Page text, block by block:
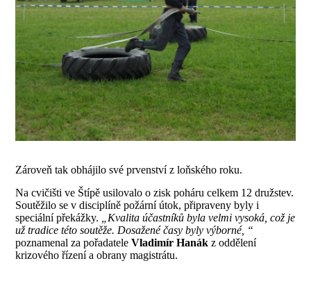
Zároveň tak obhájilo své prvenství z loňského roku.
Na cvičišti ve Štípě usilovalo o zisk poháru celkem 12 družstev.
Soutěžilo se v disciplíně požární útok, připraveny byly i
speciální překážky.
„Kvalita účastníků byla velmi vysoká, což je
už tradice této soutěže. Dosažené časy byly výborné, “
poznamenal za pořadateleVladimír Hanák z oddělení
krizového řízení a obrany magistrátu.